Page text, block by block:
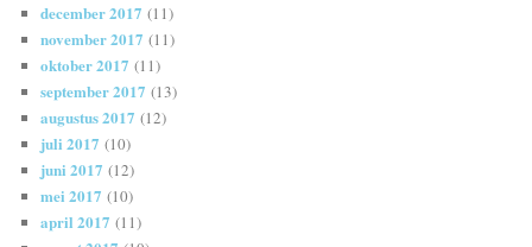
december 2017 (11)
november 2017 (11)
oktober 2017 (11)
september 2017 (13)
augustus 2017 (12)
juli 2017 (10)
juni 2017 (12)
mei 2017 (10)
april 2017 (11)